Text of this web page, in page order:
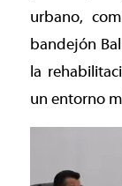
urbano,
bandejón
la
un entorno